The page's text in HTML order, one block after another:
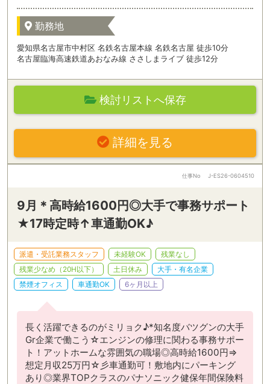
勤務地
愛知県名古屋市中村区 名鉄名古屋本線 名鉄名古屋 徒歩10分
名古屋臨海高速鉄道あおなみ線 ささしまライブ 徒歩12分
検討リストへ保存
詳細を見る
仕事No J-ES26-0604510
9月＊高時給1600円◎大手で事務サポート
★17時定時↑車通勤OK♪
派遣・受託業務スタッフ 未経験OK
残業なし
残業少なめ（20H以下）
土日休み
大手・有名企業
禁煙オフィス
車通勤OK 6ヶ月以上
長く活躍できるのがミリョク♪*知名度バツグンの大手
Gr企業で働こう☆エンジンの修理に関わる事務サポー
ト！アットホームな雰囲気の職場◎高時給1600円⇒
想定月収25万円☆彡車通勤可！敷地内にパーキング
あり◎業界TOPクラスのパナソニック健保年間保険料